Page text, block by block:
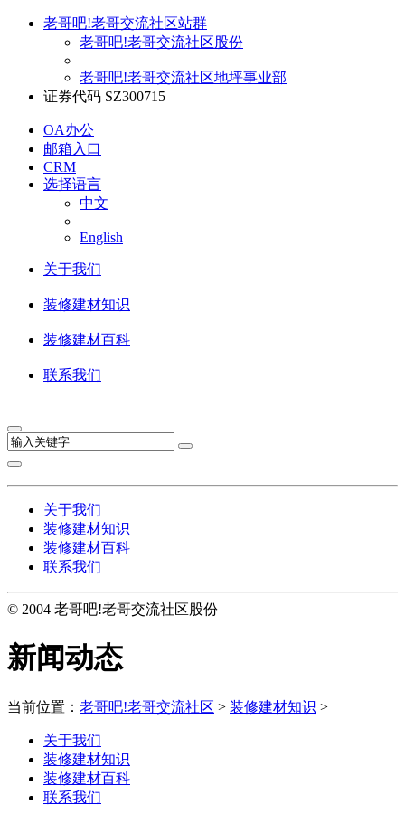
老哥吧!老哥交流社区站群
老哥吧!老哥交流社区股份
老哥吧!老哥交流社区地坪事业部
证券代码 SZ300715
OA办公
邮箱入口
CRM
选择语言
中文
English
关于我们
装修建材知识
装修建材百科
联系我们
关于我们
装修建材知识
装修建材百科
联系我们
© 2004 老哥吧!老哥交流社区股份
新闻动态
当前位置： 老哥吧!老哥交流社区 > 装修建材知识 >
关于我们
装修建材知识
装修建材百科
联系我们